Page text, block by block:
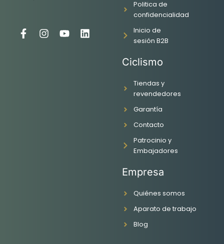
F
I
Y
L
Politica de
confidencialidad
Inicio de
sesión B2B
Ciclismo
Tiendas y
revendedores
Garantía
Contacto
Patrocinio y
Embajadores
Empresa
Quiénes somos
Aparato de trabajo
Blog